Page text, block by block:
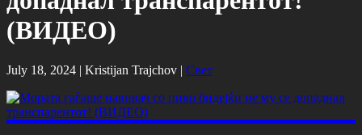
(ВИДЕО)
July 18, 2024 | Kristijan Trajchov | Свет